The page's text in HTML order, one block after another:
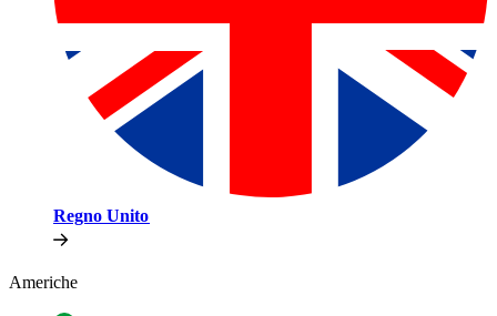
Regno Unito​​
Americhe​​